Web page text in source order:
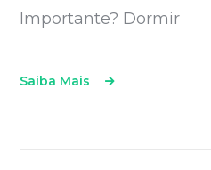
Importante? Dormir
Saiba Mais